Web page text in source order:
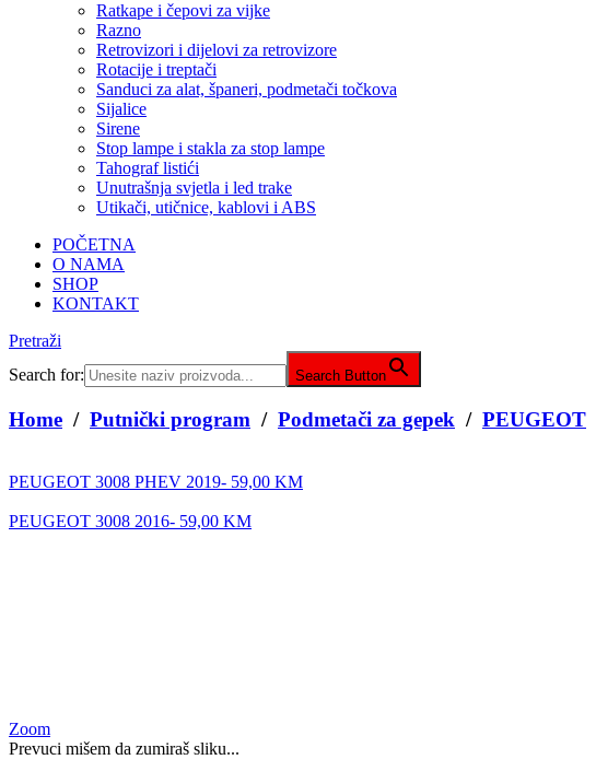
Ratkape i čepovi za vijke
Razno
Retrovizori i dijelovi za retrovizore
Rotacije i treptači
Sanduci za alat, španeri, podmetači točkova
Sijalice
Sirene
Stop lampe i stakla za stop lampe
Tahograf listići
Unutrašnja svjetla i led trake
Utikači, utičnice, kablovi i ABS
POČETNA
O NAMA
SHOP
KONTAKT
Pretraži
Search for:
Search Button
Home / Putnički program / Podmetači za gepek / PEUGEOT
PEUGEOT 3008 PHEV 2019- 59,00 KM
PEUGEOT 3008 2016- 59,00 KM
Zoom
Prevuci mišem da zumiraš sliku...